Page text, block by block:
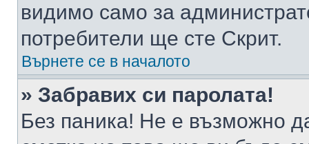
видимо само за
потребители ще сте Скрит.
Върнете се в началото
» Забравих си паролата!
Без паника! Не е възможно